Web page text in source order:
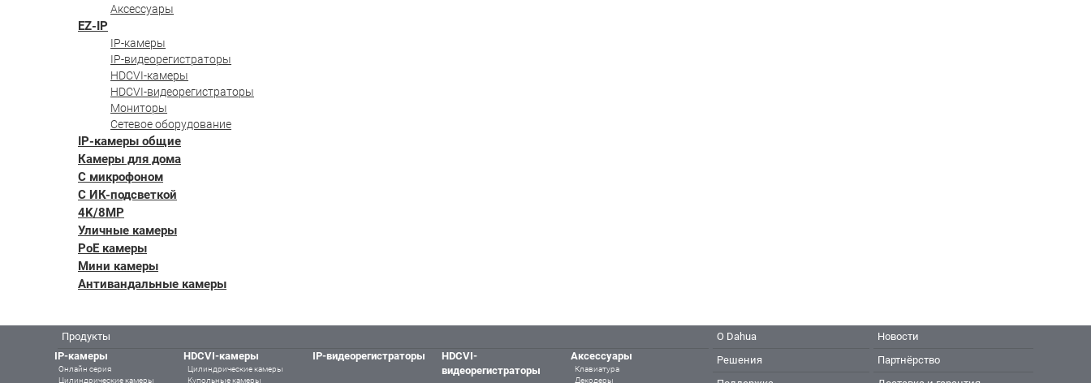
Аксессуары
EZ-IP
IP-камеры
IP-видеорегистраторы
HDCVI-камеры
HDCVI-видеорегистраторы
Мониторы
Сетевое оборудование
IP-камеры общие
Камеры для дома
С микрофоном
С ИК-подсветкой
4K/8MP
Уличные камеры
PoE камеры
Мини камеры
Антивандальные камеры
Продукты
IP-камеры
Онлайн серия
Цилиндрические камеры
HDCVI-камеры
Цилиндрические камеры
Купольные камеры
IP-видеорегистраторы
HDCVI-
видеорегистраторы
Аксессуары
Клавиатура
Декодеры
О Dahua
Решения
Новости
Партнёрство